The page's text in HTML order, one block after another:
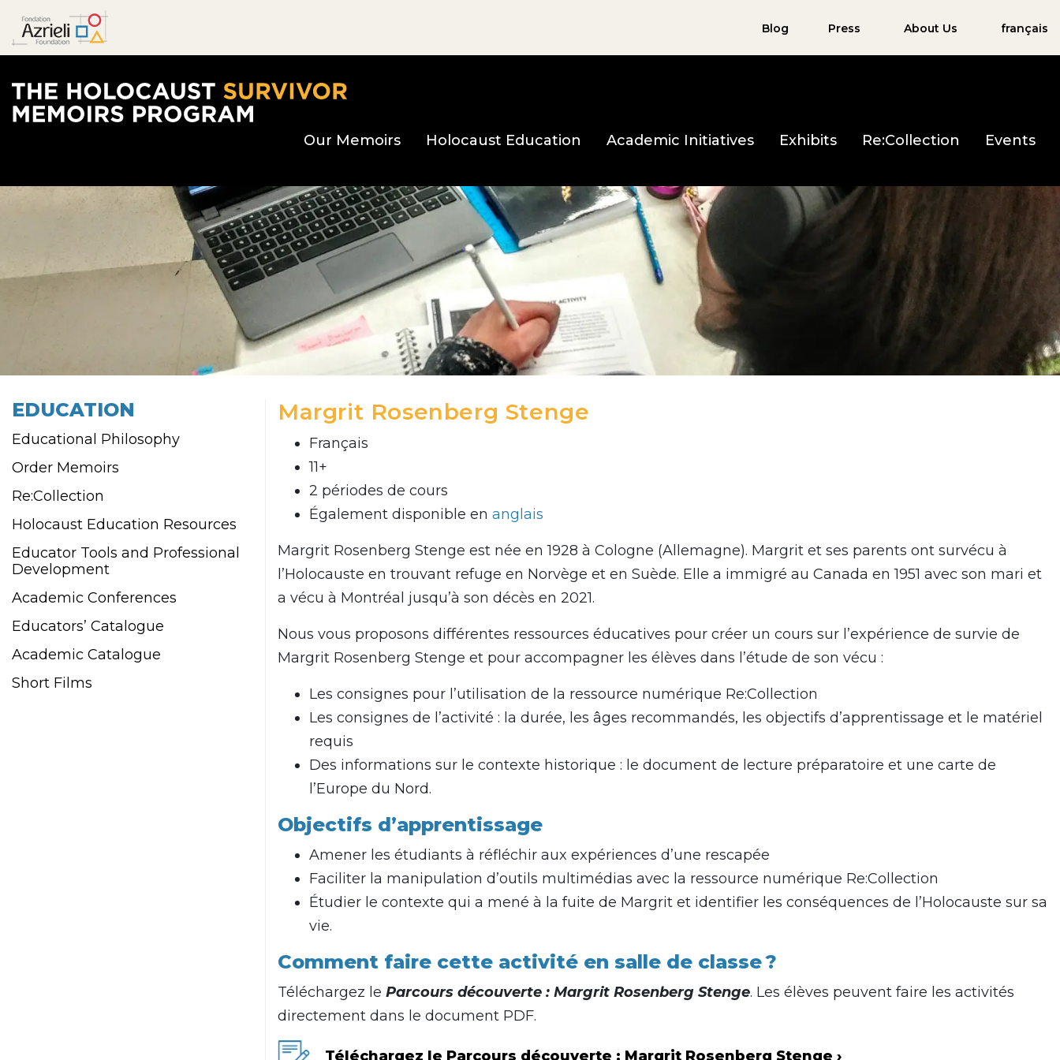
Blog Press About Us français
The Holocaust Survivor Memoirs Program home page
Our Memoirs Holocaust Education Academic Initiatives Exhibits Re:Collection Events
EDUCATION
Educational Philosophy
Order Memoirs
Re:Collection
Holocaust Education Resources
Educator Tools and Professional
Development
Academic Conferences
Educators’ Catalogue
Academic Catalogue
Short Films
Margrit Rosenberg Stenge
Français
11+
2 périodes de cours
Également disponible en anglais
Margrit Rosenberg Stenge est née en 1928 à Cologne (Allemagne). Margrit et ses parents ont survécu à
l’Holocauste en trouvant refuge en Norvège et en Suède. Elle a immigré au Canada en 1951 avec son mari et
a vécu à Montréal jusqu’à son décès en 2021.
Nous vous proposons différentes ressources éducatives pour créer un cours sur l’expérience de survie de
Margrit Rosenberg Stenge et pour accompagner les élèves dans l’étude de son vécu :
Les consignes pour l’utilisation de la ressource numérique Re:Collection
Les consignes de l’activité : la durée, les âges recommandés, les objectifs d’apprentissage et le matériel
requis
Des informations sur le contexte historique : le document de lecture préparatoire et une carte de
l’Europe du Nord.
Objectifs d’apprentissage
Amener les étudiants à réfléchir aux expériences d’une rescapée
Faciliter la manipulation d’outils multimédias avec la ressource numérique Re:Collection
Étudier le contexte qui a mené à la fuite de Margrit et identifier les conséquences de l’Holocauste sur sa
vie.
Comment faire cette activité en salle de classe ?
Téléchargez le Parcours découverte : Margrit Rosenberg Stenge. Les élèves peuvent faire les activités
directement dans le document PDF.
Téléchargez le Parcours découverte : Margrit Rosenberg Stenge